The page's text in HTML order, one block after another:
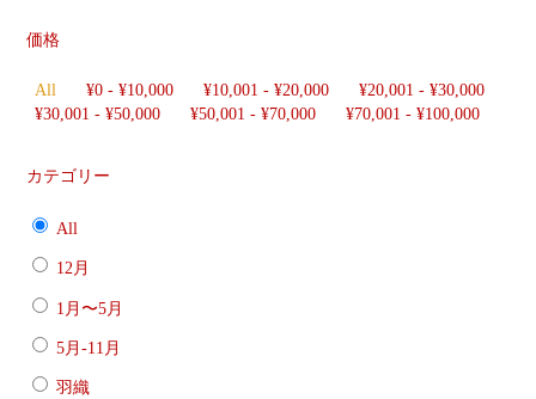
価格
All ¥0 -¥10,000 ¥10,001 -¥20,000 ¥20,001 -¥30,000
¥30,001 -¥50,000 ¥50,001 -¥70,000 ¥70,001 -¥100,000
カテゴリー
All
12月
1月〜5月
5月-11月
羽織